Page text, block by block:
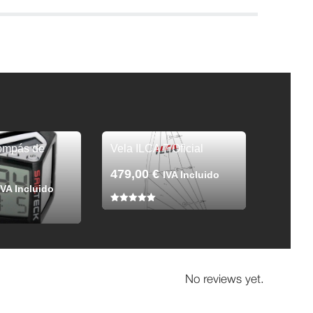
de
Incluido
Vela ILCA 7 Oficial
479,00€ IVA Incluido
5.00
No reviews yet.